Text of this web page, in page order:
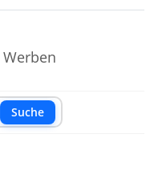
Werben
Suche